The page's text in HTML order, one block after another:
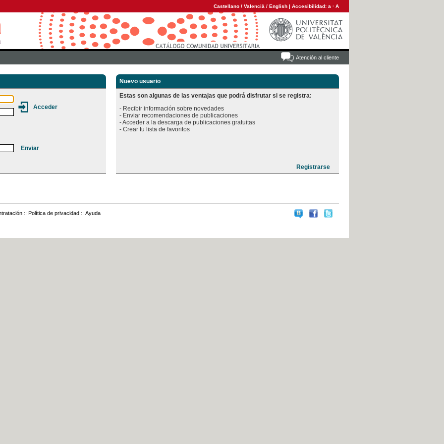
Castellano / Valencià / English | Accesibilidad: a · A
Atención al cliente
Nuevo usuario
Estas son algunas de las ventajas que podrá disfrutar si se registra:
- Recibir información sobre novedades
- Enviar recomendaciones de publicaciones
- Acceder a la descarga de publicaciones gratuitas
:: Política de privacidad :: Ayuda